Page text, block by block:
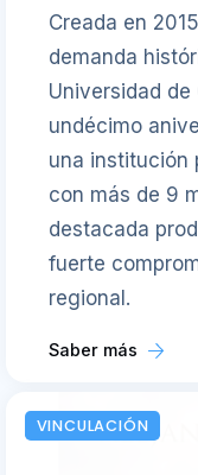
Creada en
demanda
Universidad
undécimo
una institución
con más de 9
destacada
fuerte
regional.
Saber más
VINCULACIÓN